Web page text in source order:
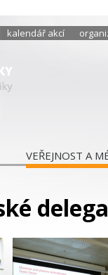
kalendář akcí
VEŘEJNOST A